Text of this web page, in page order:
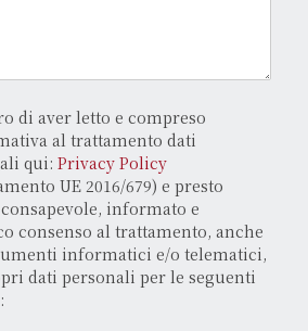
di aver letto e compreso
al trattamento dati
qui: Privacy Policy
UE 2016/679) e presto
informato e
consenso al trattamento, anche
informatici e/o telematici,
dati personali per le seguenti